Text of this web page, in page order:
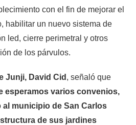
con el fin de mejorar el
habilitar un nuevo sistema de
led, cierre perimetral y otros
de los párvulos.
Junji, David Cid , señaló que
esperamos varios convenios,
municipio de San Carlos
de sus jardines